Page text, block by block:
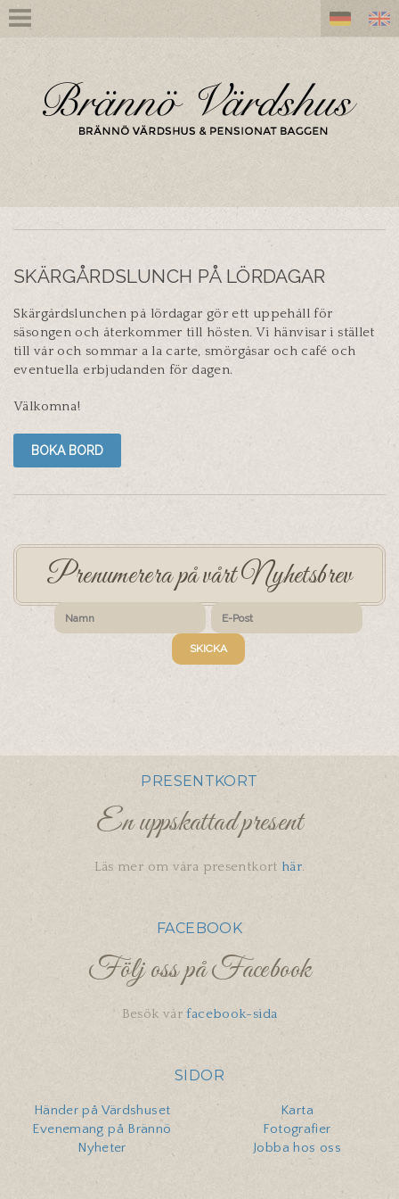
SKÄRGÅRDSLUNCH PÅ LÖRDAGAR
Skärgårdslunchen på lördagar gör ett uppehåll för
säsongen och återkommer till hösten. Vi hänvisar i stället
till vår och sommar a la carte, smörgåsar och café och
eventuella erbjudanden för dagen.
Välkomna!
BOKA BORD
Prenumerera på vårt Nyhetsbrev
PRESENTKORT
En uppskattad present
Läs mer om våra presentkort här.
FACEBOOK
Följ oss på Facebook
Besök vårfacebook-sida
SIDOR
Händer på Värdshuset
Evenemang på Brännö
Nyheter
Karta
Fotografier
Jobba hos oss